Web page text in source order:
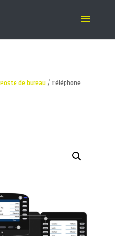
Poste de bureau/ Téléphone